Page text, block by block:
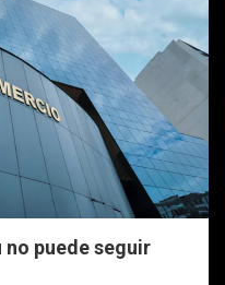
no puede seguir